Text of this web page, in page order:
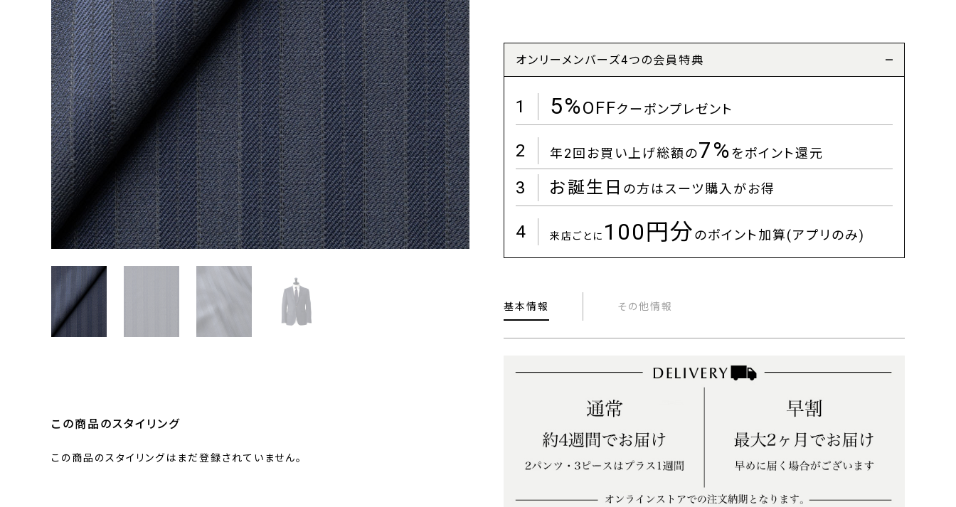
オンリーメンバーズ4つの会員特典
1 5%OFFクーポンプレゼント
2 年2回お買い上げ総額の7%をポイント還元
3 お誕生日 の方はスーツ購入がお得
4 来店ごとに 100円分のポイント加算(アプリのみ)
基本情報 その他情報
この商品のスタイリング
この商品のスタイリングはまだ登録されていません。